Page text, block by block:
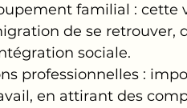
familial :
de se retrouver,
sociale.
professionnelles :
en attirant des